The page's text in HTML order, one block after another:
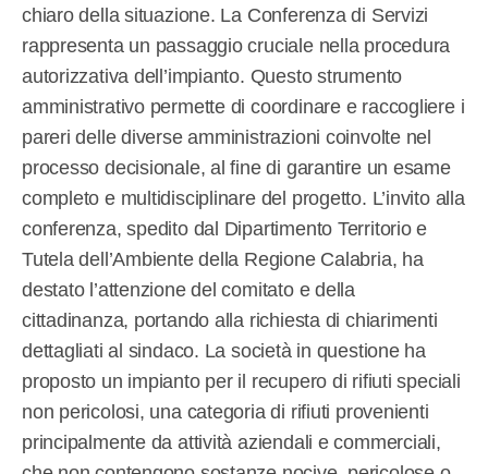
chiaro della situazione. La Conferenza di Servizi
rappresenta un passaggio cruciale nella procedura
autorizzativa dell’impianto. Questo strumento
amministrativo permette di coordinare e raccogliere i
pareri delle diverse amministrazioni coinvolte nel
processo decisionale, al fine di garantire un esame
completo e multidisciplinare del progetto. L’invito alla
conferenza, spedito dal Dipartimento Territorio e
Tutela dell’Ambiente della Regione Calabria, ha
destato l’attenzione del comitato e della
cittadinanza, portando alla richiesta di chiarimenti
dettagliati al sindaco. La società in questione ha
proposto un impianto per il recupero di rifiuti speciali
non pericolosi, una categoria di rifiuti provenienti
principalmente da attività aziendali e commerciali,